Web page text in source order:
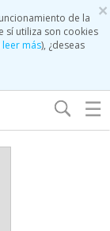
×
de la
sí utiliza son cookies
leer más), ¿deseas
☰